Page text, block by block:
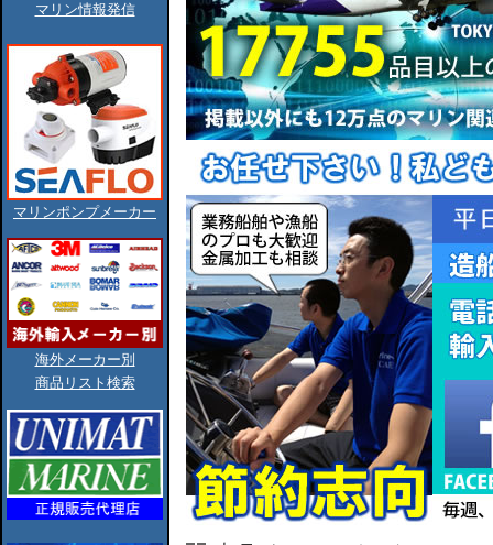
マリン情報発信
マリンポンプメーカー
海外メーカー別
商品リスト検索